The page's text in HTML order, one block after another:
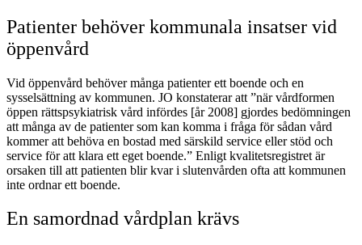
Patienter behöver kommunala insatser vid
öppenvård
Vid öppenvård behöver många patienter ett boende och en
sysselsättning av kommunen. JO konstaterar att ”när vårdformen
öppen rättspsykiatrisk vård infördes [år 2008] gjordes bedömningen
att många av de patienter som kan komma i fråga för sådan vård
kommer att behöva en bostad med särskild service eller stöd och
service för att klara ett eget boende.” Enligt kvalitetsregistret är
orsaken till att patienten blir kvar i slutenvården ofta att kommunen
inte ordnar ett boende.
En samordnad vårdplan krävs